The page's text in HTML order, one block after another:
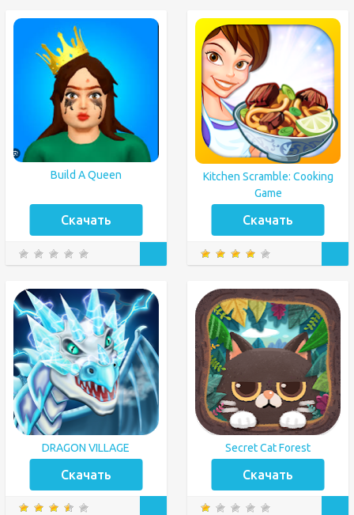
Build A Queen
Скачать
Kitchen Scramble: Cooking
Game
Скачать
DRAGON VILLAGE
Скачать
Secret Cat Forest
Скачать